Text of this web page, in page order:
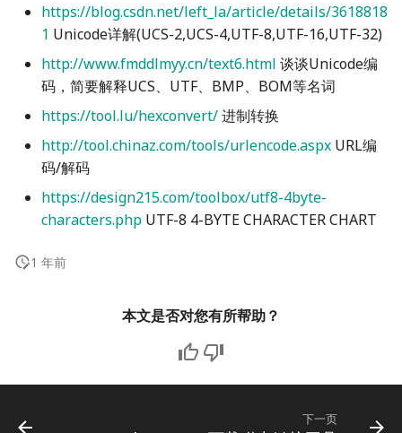
https://blog.csdn.net/left_la/article/details/3618818
1 Unicode详解(UCS-2,UCS-4,UTF-8,UTF-16,UTF-32)
http://www.fmddlmyy.cn/text6.html 谈谈Unicode编
码，简要解释UCS、UTF、BMP、BOM等名词
https://tool.lu/hexconvert/进制转换
http://tool.chinaz.com/tools/urlencode.aspx URL编
码/解码
https://design215.com/toolbox/utf8-4byte-
characters.php UTF-8 4-BYTE CHARACTER CHART
1 年前
本文是否对您有所帮助？
下一页